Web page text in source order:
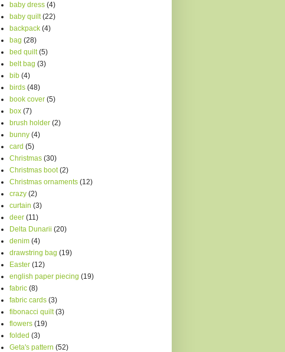
baby dress (4)
baby quilt (22)
backpack (4)
bag (28)
bed quilt (5)
belt bag (3)
bib (4)
birds (48)
book cover (5)
box (7)
brush holder (2)
bunny (4)
card (5)
Christmas (30)
Christmas boot (2)
Christmas ornaments (12)
crazy (2)
curtain (3)
deer (11)
Delta Dunarii (20)
denim (4)
drawstring bag (19)
Easter (12)
english paper piecing (19)
fabric (8)
fabric cards (3)
fibonacci quilt (3)
flowers (19)
folded (3)
Geta's pattern (52)